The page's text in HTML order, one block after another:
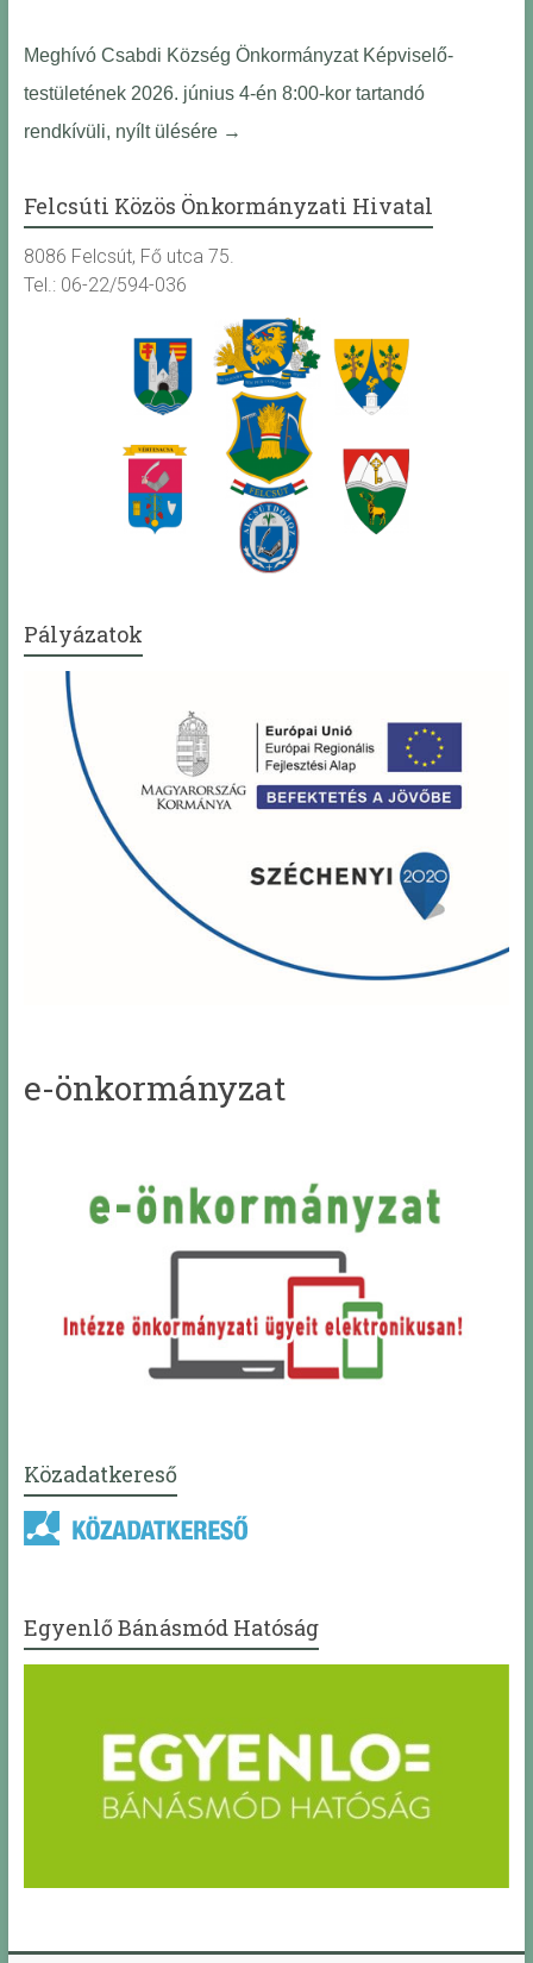
Meghívó Csabdi Község Önkormányzat Képviselő-
testületének 2026. június 4-én 8:00-kor tartandó
rendkívüli, nyílt ülésére →
Felcsúti Közös Önkormányzati Hivatal
8086 Felcsút, Fő utca 75.
Tel.: 06-22/594-036
Pályázatok
e-önkormányzat
Közadatkereső
Egyenlő Bánásmód Hatóság